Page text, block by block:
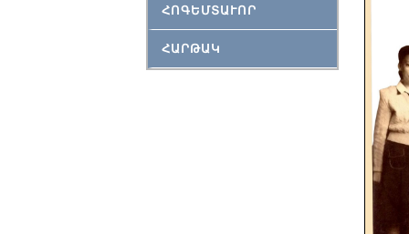
ՀՈԳԵՄՏԱՒՈՐ
ՀԱՐԹԱԿ